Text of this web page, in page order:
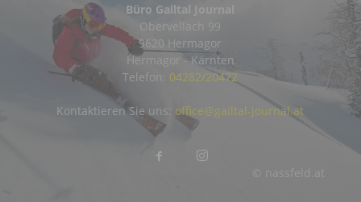
Büro Gailtal Journal
Obervellach 99
9620 Hermagor
Hermagor - Kärnten
Telefon: 04282/20472
© nassfeld.at
Kontaktieren Sie uns: office@gailtal-journal.at